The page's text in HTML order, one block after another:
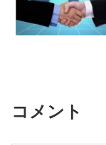
コメント